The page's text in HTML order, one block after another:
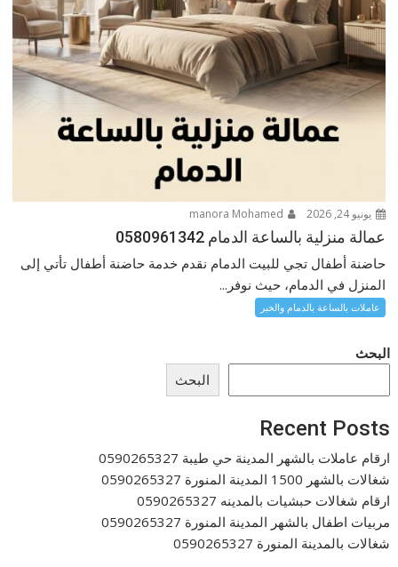
يونيو 24, 2026
عمالة منزلية بالساعة الدمام 0580961342
حاضنة أطفال تجي للبيت الدمام نقدم خدمة حاضنة أطفال تأتي إلى
المنزل في الدمام، حيث نوفر...
عاملات بالساعة بالدمام والخبر
البحث
البحث
Recent Posts
ارقام عاملات بالشهر المدينة حي طيبة 0590265327
شغالات بالشهر 1500 المدينة المنورة 0590265327
ارقام شغالات حبشيات بالمدينه 0590265327
مربيات اطفال بالشهر المدينة المنورة 0590265327
شغالات بالمدينة المنورة 0590265327